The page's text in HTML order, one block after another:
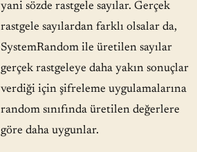
yani sözde rastgele sayılar. Gerçek
rastgele sayılardan farklı olsalar da,
SystemRandom ile üretilen sayılar
gerçek rastgeleye daha yakın sonuçlar
verdiği için şifreleme uygulamalarına
random sınıfında üretilen değerlere
göre daha uygunlar.